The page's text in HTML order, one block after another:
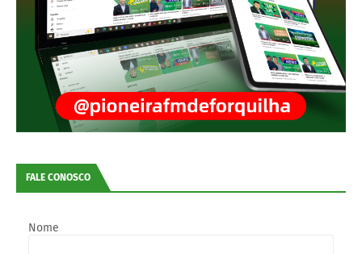
FALE CONOSCO
Nome